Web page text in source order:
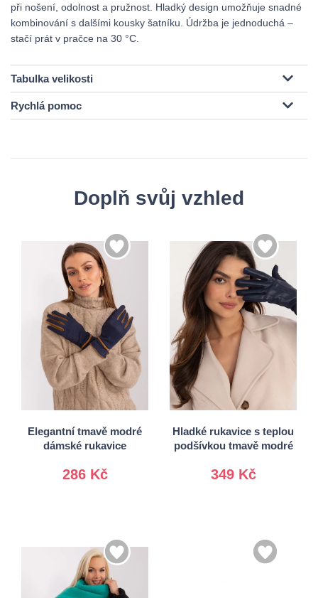
při nošení, odolnost a pružnost. Hladký design umožňuje snadné
kombinování s dalšími kousky šatníku. Údržba je jednoduchá –
stačí prát v pračce na 30 °C.
Tabulka velikosti
Rychlá pomoc
Doplň svůj vzhled
Elegantní tmavě modré
dámské rukavice
286 Kč
S/M
L/XL
Hladké rukavice s teplou
podšívkou tmavě modré
349 Kč
S/M
L/XL